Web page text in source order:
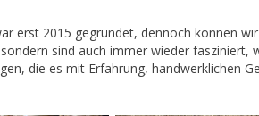
erst 2015 gegründet, dennoch können
sind auch immer wieder
die es mit Erfahrung, handwerklichen